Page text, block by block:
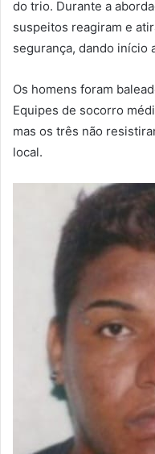
do trio. Durante a
suspeitos reagiram e
segurança, dando início
Os homens foram
Equipes de socorro
mas os três não
local.